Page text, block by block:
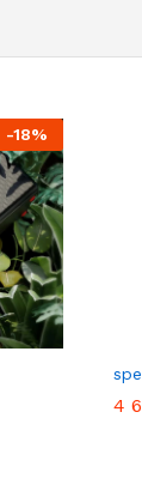
-18%
4